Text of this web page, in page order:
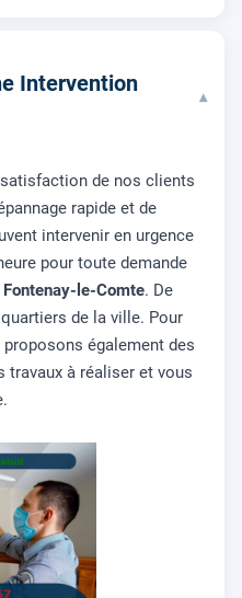
Intervention
▾
de nos clients
rapide et de
intervenir en urgence
pour toute demande
Fontenay-le-Comte. De
de la ville. Pour
également des
travaux à réaliser et vous